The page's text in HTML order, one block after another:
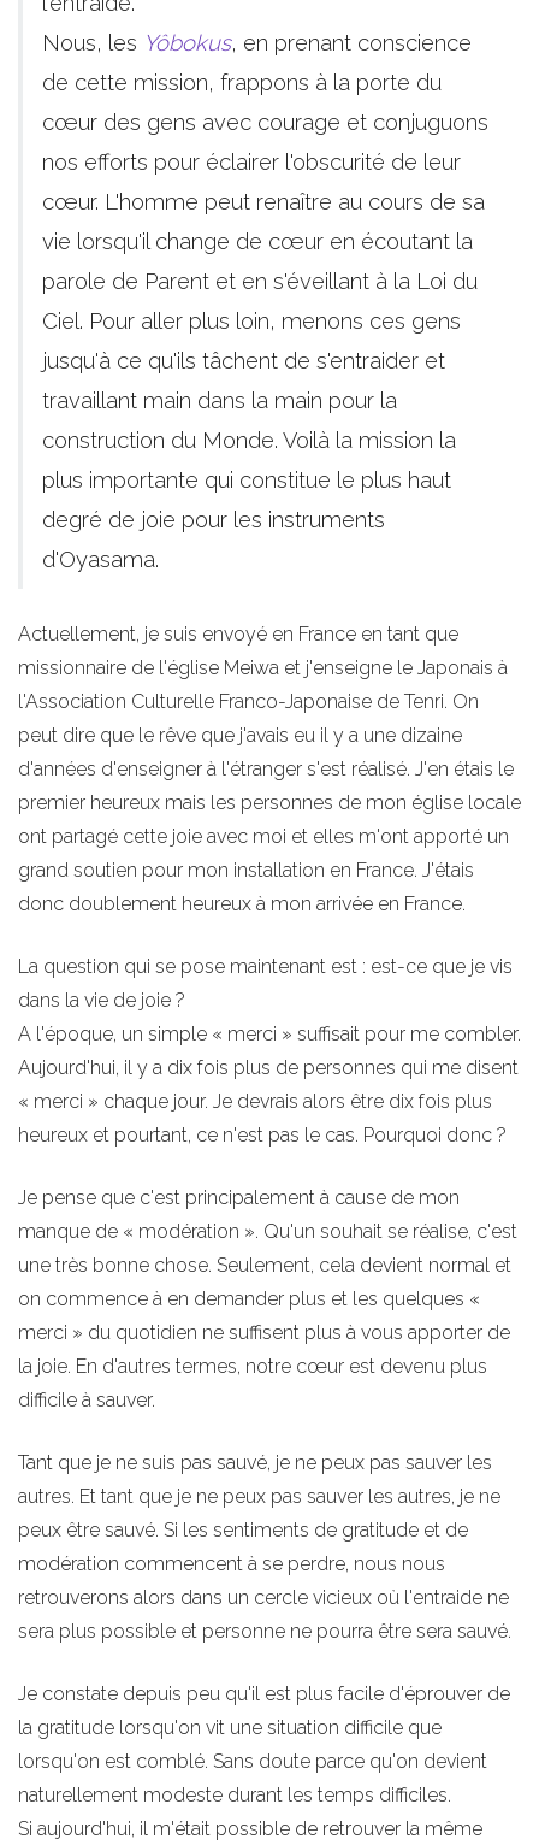
Nous, les Yôbokus, en prenant conscience
de cette mission, frappons à la porte du
cœur des gens avec courage et conjuguons
nos efforts pour éclairer l'obscurité de leur
cœur. L'homme peut renaître au cours de sa
vie lorsqu'il change de cœur en écoutant la
parole de Parent et en s'éveillant à la Loi du
Ciel. Pour aller plus loin, menons ces gens
jusqu'à ce qu'ils tâchent de s'entraider et
travaillant main dans la main pour la
construction du Monde. Voilà la mission la
plus importante qui constitue le plus haut
degré de joie pour les instruments
d'Oyasama.
Actuellement, je suis envoyé en France en tant que
missionnaire de l'église Meiwa et j'enseigne le Japonais à
l'Association Culturelle Franco-Japonaise de Tenri. On
peut dire que le rêve que j'avais eu il y a une dizaine
d'années d'enseigner à l'étranger s'est réalisé. J'en étais le
premier heureux mais les personnes de mon église locale
ont partagé cette joie avec moi et elles m'ont apporté un
grand soutien pour mon installation en France. J'étais
donc doublement heureux à mon arrivée en France.
La question qui se pose maintenant est : est-ce que je vis
dans la vie de joie ?
A l'époque, un simple « merci » suffisait pour me combler.
Aujourd'hui, il y a dix fois plus de personnes qui me disent
« merci » chaque jour. Je devrais alors être dix fois plus
heureux et pourtant, ce n'est pas le cas. Pourquoi donc ?
Je pense que c'est principalement à cause de mon
manque de « modération ». Qu'un souhait se réalise, c'est
une très bonne chose. Seulement, cela devient normal et
on commence à en demander plus et les quelques «
merci » du quotidien ne suffisent plus à vous apporter de
la joie. En d'autres termes, notre cœur est devenu plus
difficile à sauver.
Tant que je ne suis pas sauvé, je ne peux pas sauver les
autres. Et tant que je ne peux pas sauver les autres, je ne
peux être sauvé. Si les sentiments de gratitude et de
modération commencent à se perdre, nous nous
retrouverons alors dans un cercle vicieux où l'entraide ne
sera plus possible et personne ne pourra être sera sauvé.
Je constate depuis peu qu'il est plus facile d'éprouver de
la gratitude lorsqu'on vit une situation difficile que
lorsqu'on est comblé. Sans doute parce qu'on devient
naturellement modeste durant les temps difficiles.
Si aujourd'hui, il m'était possible de retrouver la même